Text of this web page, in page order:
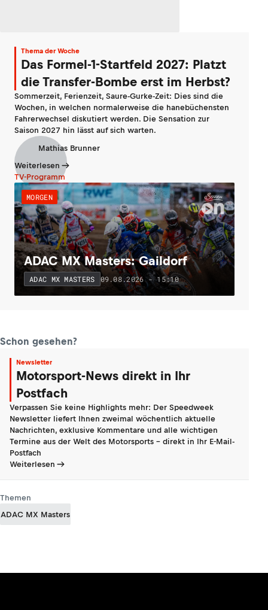
Thema der Woche
Das Formel-1-Startfeld 2027: Platzt
die Transfer-Bombe erst im Herbst?
Sommerzeit, Ferienzeit, Saure-Gurke-Zeit: Dies sind die
Wochen, in welchen normalerweise die hanebüchensten
Fahrerwechsel diskutiert werden. Die Sensation zur
Saison 2027 hin lässt auf sich warten.
Mathias Brunner
Weiterlesen
TV-Programm
MORGEN
ADAC MX Masters: Gaildorf
ADAC MX MASTERS 09.08.2026 - 15:10
Schon gesehen?
Newsletter
Motorsport-News direkt in Ihr
Postfach
Verpassen Sie keine Highlights mehr: Der Speedweek
Newsletter liefert Ihnen zweimal wöchentlich aktuelle
Nachrichten, exklusive Kommentare und alle wichtigen
Termine aus der Welt des Motorsports - direkt in Ihr E-Mail-
Postfach
Weiterlesen
Themen
ADAC MX Masters